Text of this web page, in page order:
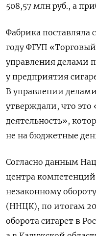
508,57 млн руб., а
Фабрика поставляла
году ФГУП
управления делами
у предприятия
В управлении
утверждали, что
деятельность»,
не на бюджетные
Согласно данным
центра
незаконному
(ННЦК), по итогам
оборота сигарет в